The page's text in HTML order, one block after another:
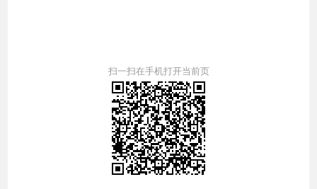
扫一扫在手机打开当前页